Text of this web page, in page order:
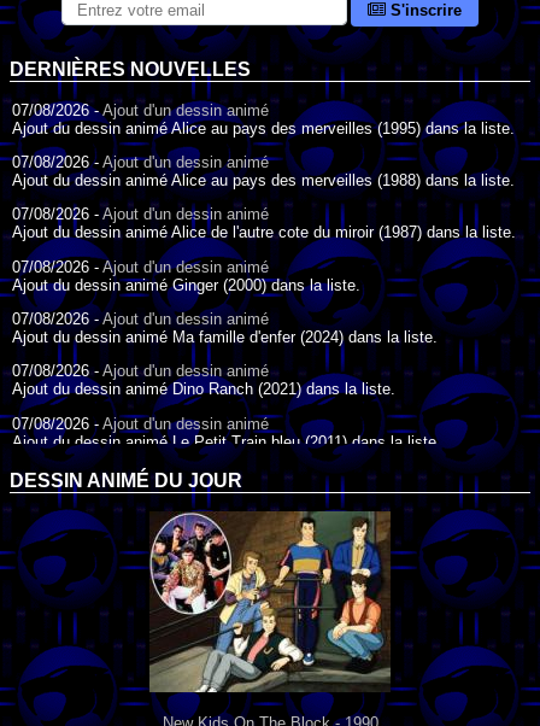
S'inscrire
DERNIÈRES NOUVELLES
07/08/2026 -Ajout d'un dessin animé
Ajout du dessin animé Alice au pays des merveilles (1995) dans la liste.
07/08/2026 - Ajout d'un dessin animé
Ajout du dessin animé Alice au pays des merveilles (1988) dans la liste.
07/08/2026 - Ajout d'un dessin animé
Ajout du dessin animé Alice de l'autre cote du miroir (1987) dans la liste.
07/08/2026 - Ajout d'un dessin animé
Ajout du dessin animé Ginger (2000) dans la liste.
07/08/2026 -Ajout d'un dessin animé
Ajout du dessin animé Ma famille d'enfer (2024) dans la liste.
07/08/2026 -Ajout d'un dessin animé
Ajout du dessin animé Dino Ranch (2021) dans la liste.
07/08/2026 - Ajout d'un dessin animé
Ajout du dessin animé Le Petit Train bleu (2011) dans la liste.
07/08/2026 -Ajout d'un dessin animé
Ajout du dessin animé Agent Spécial Oso (2009) dans la liste.
17/07/2026 -Ajout d'un dessin animé
Ajout du dessin animé Peter Pan (1988) dans la liste.
17/07/2026 -Ajout d'un dessin animé
Ajout du dessin animé Le Bossu de Notre-Dame (1996) dans la liste.
DESSIN ANIMÉ DU JOUR